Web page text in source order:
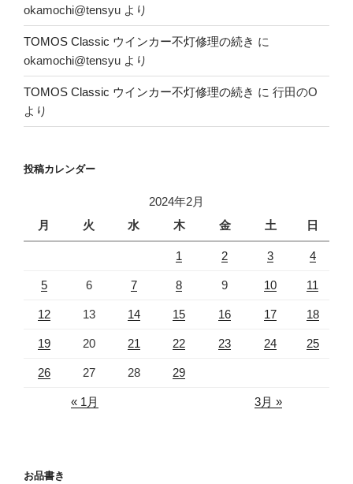
okamochi@tensyu より
TOMOS Classic ウインカー不灯修理の続き に
okamochi@tensyu より
TOMOS Classic ウインカー不灯修理の続き に 行田のO
より
投稿カレンダー
2024年2月
月
火 水 木 金 土 日
1 2 3 4
5 6 7 8 9 10 11
12 13 14 15 16 17 18
19 20 21 22 23 24 25
26 27 28 29
« 1月 3月 »
お品書き